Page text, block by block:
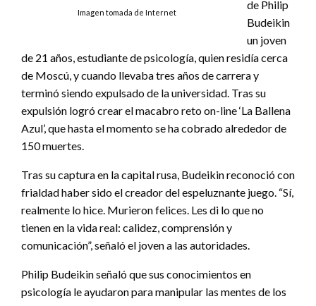
Imagen tomada de Internet
de Philip
Budeikin
un joven
de 21 años, estudiante de psicología, quien residía cerca
de Moscú, y cuando llevaba tres años de carrera y
terminó siendo expulsado de la universidad. Tras su
expulsión logró crear el macabro reto on-line ‘La Ballena
Azul’, que hasta el momento se ha cobrado alrededor de
150 muertes.
Tras su captura en la capital rusa, Budeikin reconoció con
frialdad haber sido el creador del espeluznante juego. “Sí,
realmente lo hice. Murieron felices. Les di lo que no
tienen en la vida real: calidez, comprensión y
comunicación”, señaló el joven a las autoridades.
Philip Budeikin señaló que sus conocimientos en
psicología le ayudaron para manipular las mentes de los